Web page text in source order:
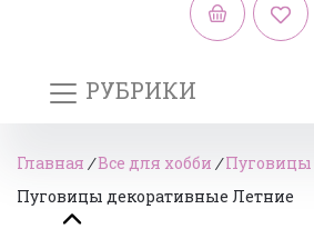
РУБРИКИ
Главная /Все для хобби /Пуговицы
Пуговицы декоративные Летние